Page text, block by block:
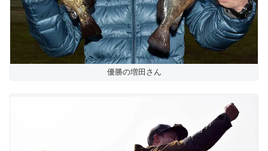
優勝の増田さん